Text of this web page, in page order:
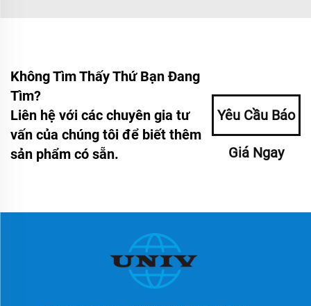
Không Tìm Thấy Thứ Bạn Đang
Tìm?
Liên hệ với các chuyên gia tư
vấn của chúng tôi để biết thêm
sản phẩm có sẵn.
Yêu Cầu Báo
Giá Ngay